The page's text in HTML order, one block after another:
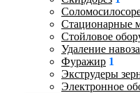
Стационарные
Стойловое
Удаление навоза
Фуражир 1
Экструдеры
Электронное